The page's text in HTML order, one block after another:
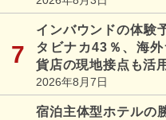
インバウンドの体験
タビナカ43％、海
貨店の現地接点も
2026年8月7日
宿泊主体型ホテルの